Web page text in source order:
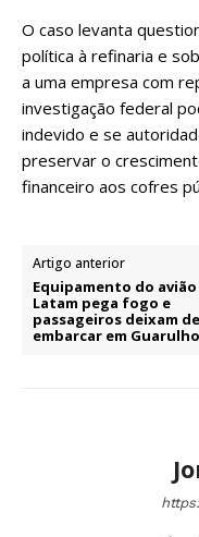
O caso levanta
política à refinaria e
a uma empresa com
investigação federal
indevido e se
preservar o
financeiro aos cofres
Artigo anterior
Equipamento do avião
Latam pega fogo e
passageiros deixam de
embarcar em